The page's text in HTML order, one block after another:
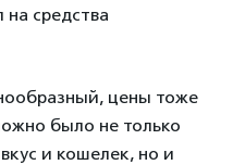
средства
цены тоже
было не только
и кошелек, но и